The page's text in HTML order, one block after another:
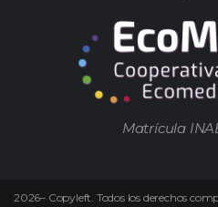
Matrícula
2026– Copyleft. Todos los derechos